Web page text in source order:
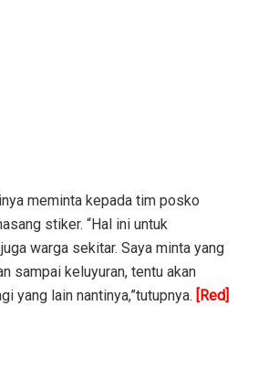
meminta kepada tim posko
stiker. “Hal ini untuk
warga sekitar. Saya minta yang
sampai keluyuran, tentu akan
yang lain nantinya,”tutupnya. [Red]